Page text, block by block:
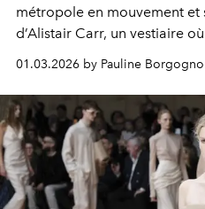
métropole en mouvement et
d’Alistair Carr, un vestiaire
avec une allure italienne
01.03.2026 by Pauline Borgogno